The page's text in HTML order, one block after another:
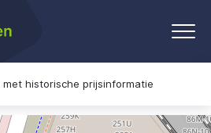
historische prijsinformatie